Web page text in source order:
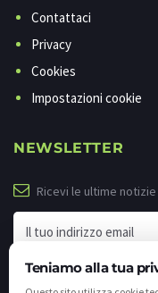
Teniamo alla tua
Contattaci
Privacy
Cookies
Impostazioni cookie
NEWSLETTER
Ricevi le ultime